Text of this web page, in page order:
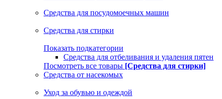
Средства для посудомоечных машин
Средства для стирки
Показать подкатегории
Средства для отбеливания и удаления пятен
Посмотреть все товары [Средства для стирки]
Средства от насекомых
Уход за обувью и одеждой